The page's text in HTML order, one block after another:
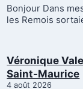
Bonjour Dans
les Remois
Véronique
Saint-Maurice
4 août 2026